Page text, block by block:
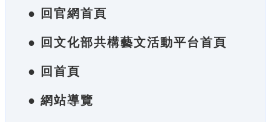
● 回官網首頁
● 回文化部共構藝文活動平台首頁
● 回首頁
● 網站導覽